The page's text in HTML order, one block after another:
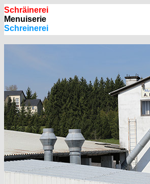
Schräinerei
Menuiserie
Schreinerei